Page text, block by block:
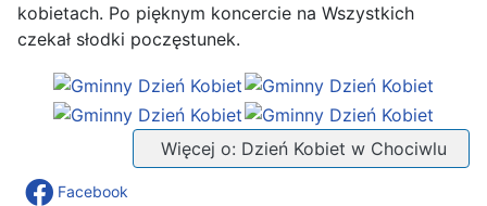
kobietach. Po pięknym koncercie na Wszystkich
czekał słodki poczęstunek.
Więcej o: Dzień Kobiet w Chociwlu
Facebook